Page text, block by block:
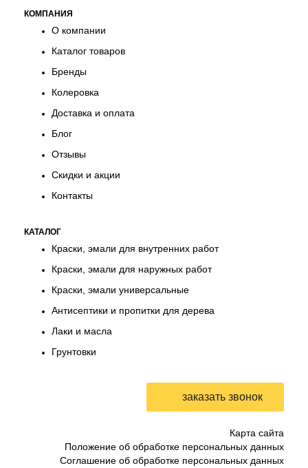
КОМПАНИЯ
О компании
Каталог товаров
Бренды
Колеровка
Доставка и оплата
Блог
Отзывы
Скидки и акции
Контакты
КАТАЛОГ
Краски, эмали для внутренних работ
Краски, эмали для наружных работ
Краски, эмали универсальные
Антисептики и пропитки для дерева
Лаки и масла
Грунтовки
Карта сайта
Положение об обработке персональных данных
Соглашение об обработке персональных данных